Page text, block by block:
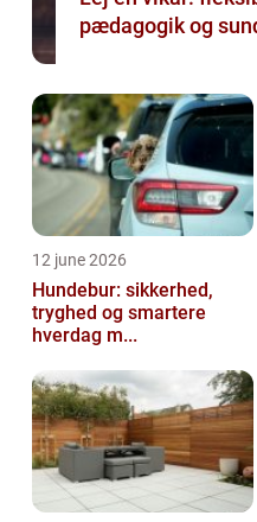
pædagogik og
12 june 2026
Hundebur: sikkerhed,
tryghed og smartere
hverdag m...